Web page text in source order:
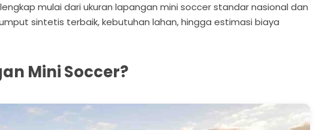
mulai dari ukuran lapangan mini soccer standar nasional dan
sintetis terbaik, kebutuhan lahan, hingga estimasi biaya
Mini Soccer?